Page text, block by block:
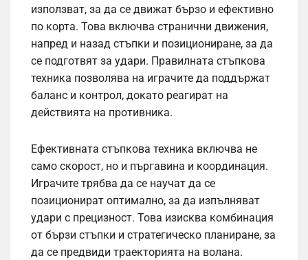
използват, за да се движат бързо и ефективно
по корта. Това включва странични движения,
напред и назад стъпки и позициониране, за да
се подготвят за удари. Правилната стъпкова
техника позволява на играчите да поддържат
баланс и контрол, докато реагират на
действията на противника.
Ефективната стъпкова техника включва не
само скорост, но и пъргавина и координация.
Играчите трябва да се научат да се
позиционират оптимално, за да изпълняват
удари с прецизност. Това изисква комбинация
от бързи стъпки и стратегическо планиране, за
да се предвиди траекторията на волана.